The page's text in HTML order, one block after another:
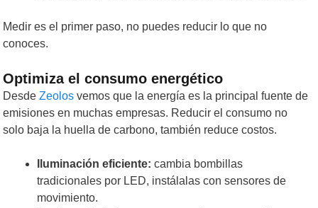
Medir es el primer paso, no puedes reducir lo que no
conoces.
Optimiza el consumo energético
DesdeZeolos vemos que la energía es la principal fuente de
emisiones en muchas empresas. Reducir el consumo no
solo baja la huella de carbono, también reduce costos.
Iluminación eficiente: cambia bombillas
tradicionales por LED, instálalas con sensores de
movimiento.